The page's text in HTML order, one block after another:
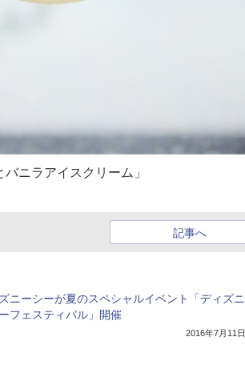
ニラアイスクリーム」
記事へ
ニーシーが夏のスペシャルイベント「ディズニ
フェスティバル」開催
2016年7月11日